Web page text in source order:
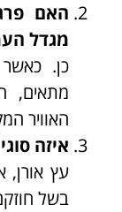
האם
מגדל
כן.
מתאים,
האוויר
איזה
עץ אורן,
בשל